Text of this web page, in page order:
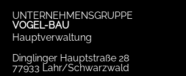
UNTERNEHMENSGRUPPE
VOGEL-BAU
Hauptverwaltung
Dinglinger Hauptstraße 28
77933 Lahr/Schwarzwald